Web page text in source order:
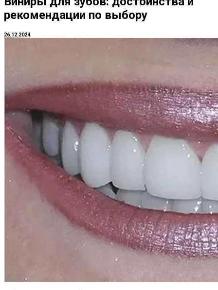
рекомендации по выбору
26.12.2024